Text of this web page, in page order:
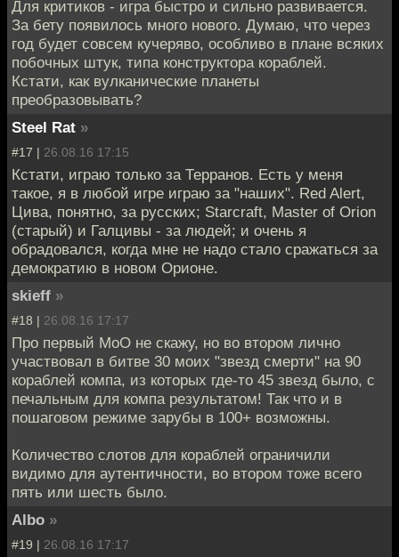
Для критиков - игра быстро и сильно развивается.
За бету появилось много нового. Думаю, что через
год будет совсем кучеряво, особливо в плане всяких
побочных штук, типа конструктора кораблей.
Кстати, как вулканические планеты
преобразовывать?
Steel Rat »
#17 | 26.08.16 17:15
Кстати, играю только за Терранов. Есть у меня
такое, я в любой игре играю за "наших". Red Alert,
Цива, понятно, за русских; Starcraft, Master of Orion
(старый) и Галцивы - за людей; и очень я
обрадовался, когда мне не надо стало сражаться за
демократию в новом Орионе.
skieff »
#18 | 26.08.16 17:17
Про первый МоО не скажу, но во втором лично
участвовал в битве 30 моих "звезд смерти" на 90
кораблей компа, из которых где-то 45 звезд было, с
печальным для компа результатом! Так что и в
пошаговом режиме зарубы в 100+ возможны.
Количество слотов для кораблей ограничили
видимо для аутентичности, во втором тоже всего
пять или шесть было.
Albo »
#19 | 26.08.16 17:17